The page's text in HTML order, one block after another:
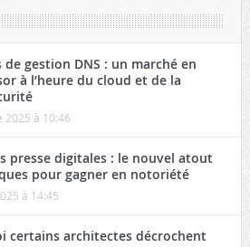
de gestion DNS : un marché en
à l’heure du cloud et de la
2025 à 10:46
presse digitales : le nouvel atout
pour gagner en notoriété
à 14:45
certains architectes décrochent